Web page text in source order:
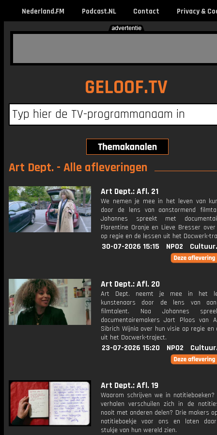
Nederland.FM Podcast.NL Contact Privacy &
GELOOF.TV
Art Dept. - Alle afleveringen
Art Dept.: Afl. 21
We nemen je mee in het leven van
door de lens van aanstormend
Johannes spreekt met
Florentine Oranje en Lieve Bresser
op regie en de lessen uit het Docwerk-
30-07-2026 15:15 NPO2
Art Dept.: Afl. 20
Art Dept. neemt je mee in het
kunstenaars door de lens van
filmtalent. Noa Johannes
documentairemakers Jort Ploos van
Sibrich Wijnia over hun visie op regie en
uit het Docwerk-traject.
23-07-2026 15:20 NPO2
Art Dept.: Afl. 19
Waarom schrijven we in
verhalen verschuilen zich in de
nooit met anderen delen? Drie makers
notitieboekje voor ons en laten
stukje van hun wereld zien.